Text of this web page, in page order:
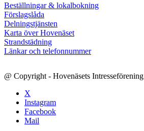
Beställningar & lokalbokning
Förslagslåda
Delningstjänsten
Karta över Hovenäset
Strandstädning
Länkar och telefonnummer
@ Copyright - Hovenäsets Intresseförening
X
Instagram
Facebook
Mail